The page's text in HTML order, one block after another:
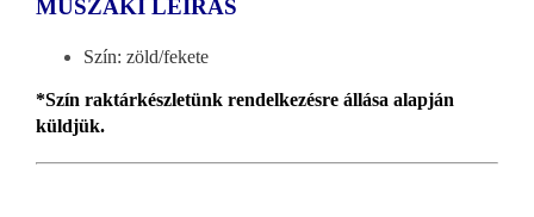
MŰSZAKI LEÍRÁS
Szín: zöld/fekete
*Szín raktárkészletünk rendelkezésre állása alapján
küldjük.